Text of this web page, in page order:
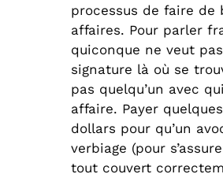
processus de faire de
affaires. Pour parler
quiconque ne veut
signature là où se
pas quelqu’un avec
affaire. Payer
dollars pour qu’un
verbiage (pour
tout couvert